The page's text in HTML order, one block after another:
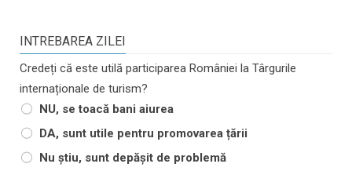
INTREBAREA ZILEI
Credeți că este utilă participarea României la Târgurile
internaționale de turism?
NU, se toacă bani aiurea
DA, sunt utile pentru promovarea țării
Nu știu, sunt depășit de problemă